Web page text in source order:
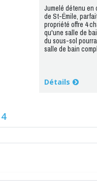
Jumelé détenu
de St-Émile,
propriété offre 4
qu'une salle de
du sous-sol
salle de bain
Détails